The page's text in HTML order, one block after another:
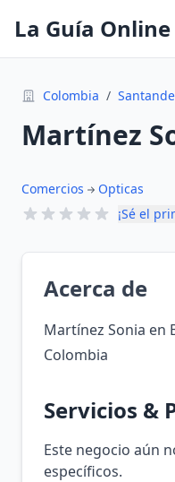
La Guía Online
Colombia /
Martínez
Comercios
Opticas
¡Sé el
Acerca de
Martínez Sonia en
Colombia
Servicios &
Este negocio aún
específicos.